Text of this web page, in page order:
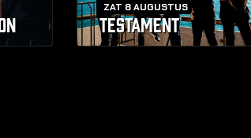
ZAT 8 AUGUSTUS
TESTAMENT